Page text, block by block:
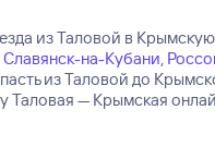
из Таловой в
Славянск-на-Кубани,
из Таловой до
— Крымская